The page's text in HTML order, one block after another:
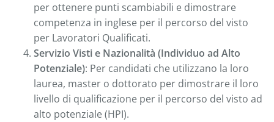
per ottenere punti scambiabili e dimostrare
competenza in inglese per il percorso del visto
per Lavoratori Qualificati.
Servizio Visti e Nazionalità (Individuo ad Alto
Potenziale): Per candidati che utilizzano la loro
laurea, master o dottorato per dimostrare il loro
livello di qualificazione per il percorso del visto ad
alto potenziale (HPI).